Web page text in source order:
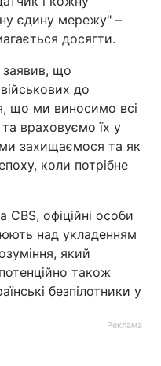
єдину мережу" –
досягти.
заявив, що
до
що ми виносимо всі
враховуємо їх у
захищаємося та як
коли потрібне
офіційні особи
над укладенням
який
також
безпілотники у
Реклама